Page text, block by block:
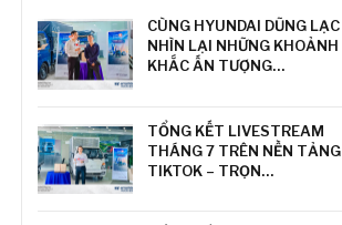
CÙNG HYUNDAI DŨNG LẠC
NHÌN LẠI NHỮNG KHOẢNH
KHẮC ẤN TƯỢNG…
TỔNG KẾT LIVESTREAM
THÁNG 7 TRÊN NỀN TẢNG
TIKTOK – TRỌN…